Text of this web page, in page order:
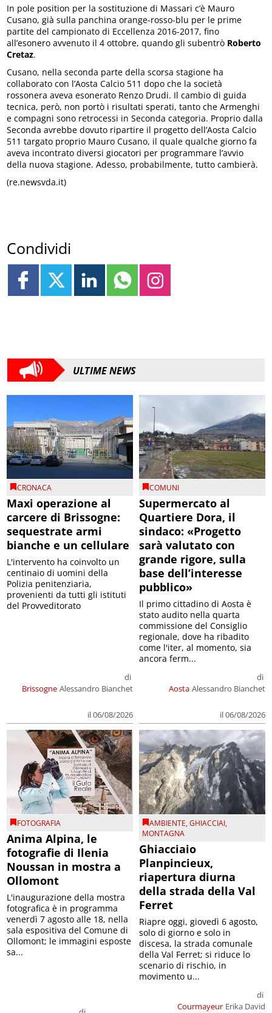
In pole position per la sostituzione di Massari c’è Mauro
Cusano, già sulla panchina orange-rosso-blu per le prime
partite del campionato di Eccellenza 2016-2017, fino
all’esonero avvenuto il 4 ottobre, quando gli subentrò Roberto
Cretaz.
Cusano, nella seconda parte della scorsa stagione ha
collaborato con l’Aosta Calcio 511 dopo che la società
rossonera aveva esonerato Renzo Drudi. Il cambio di guida
tecnica, però, non portò i risultati sperati, tanto che Armenghi
e compagni sono retrocessi in Seconda categoria. Proprio dalla
Seconda avrebbe dovuto ripartire il progetto dell’Aosta Calcio
511 targato proprio Mauro Cusano, il quale qualche giorno fa
aveva incontrato diversi giocatori per programmare l’avvio
della nuova stagione. Adesso, probabilmente, tutto cambierà.
(re.newsvda.it)
Condividi
ULTIME NEWS
CRONACA
Maxi operazione al
carcere di Brissogne:
sequestrate armi
bianche e un cellulare
Brissogne
di
Alessandro Bianchet
il 06/08/2026
L'intervento ha coinvolto un
centinaio di uomini della
Polizia penitenziaria,
provenienti da tutti gli istituti
del Provveditorato
COMUNI
Supermercato al
Quartiere Dora, il
sindaco: «Progetto
sarà valutato con
grande rigore, sulla
base dell’interesse
pubblico»
Aosta
di
Alessandro Bianchet
il 06/08/2026
Il primo cittadino di Aosta è
stato audito nella quarta
commissione del Consiglio
regionale, dove ha ribadito
come l'iter, al momento, sia
ancora ferm...
FOTOGRAFIA
Anima Alpina, le
fotografie di Ilenia
Noussan in mostra a
Ollomont
L'inaugurazione della mostra
fotografica è in programma
venerdì 7 agosto alle 18, nella
sala espositiva del Comune di
Ollomont; le immagini esposte
sa...
AMBIENTE,GHIACCIAI,
MONTAGNA
Ghiacciaio
Planpincieux,
riapertura diurna
della strada della Val
Ferret
Courmayeur
di
Erika David
Riapre oggi, giovedì 6 agosto,
solo di giorno e solo in
discesa, la strada comunale
della Val Ferret; si riduce lo
scenario di rischio, in
movimento u...